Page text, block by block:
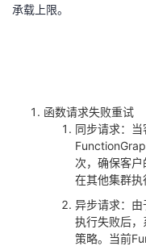
承载上限。
函数请求失败重试
同步请求：当
次，确保客
在其他集群执
异步请求：
执行失败后
策略。当前